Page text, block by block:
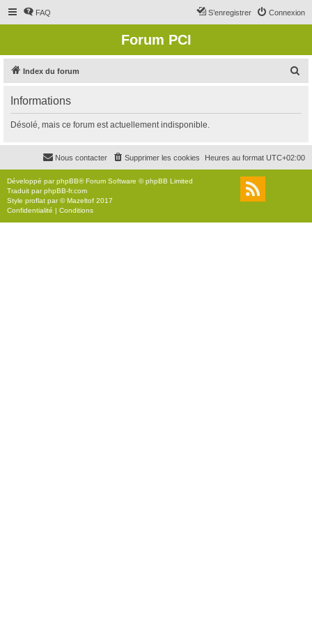
FAQ Connexion
S’enregistrer
Forum PCI
Index du forum
r
c
r
Informations
Désolé, mais ce forum est actuellement indisponible.
Heures au format UTC+02:00
Supprimer les cookies
Nous contacter
Développé parphpBB® Forum Software © phpBB Limited
Traduit parphpBB-fr.com
Style proflat par ©Mazeltof 2017
Confidentialité | Conditions